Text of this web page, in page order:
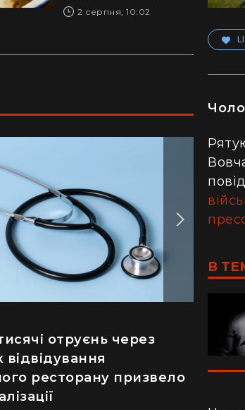
2 серпня, 10:02
хати за $8 тисяч:
перевтілення
будинку (фото)
отруєнь через
відвідування
ресторану призвело
В